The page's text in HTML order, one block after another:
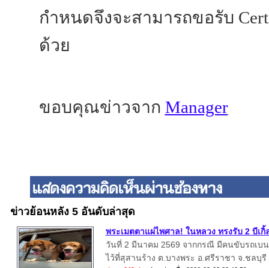
กำหนดจึงจะสามารถขอรับ
ด้วย
ขอบคุณข่าวจาก Manager
ข่าวย้อนหลัง 5 อันดับล่าสุด
พระเมตตาแผ่ไพศาล! ในหลวง ทรงรับ 2 บีเ
วันที่ 2 มีนาคม 2569 จากกรณี มีคนขับรถเบ
ไว้ที่สุสานร้าง ต.บางพระ อ.ศรีราชา จ.ชลบุรี